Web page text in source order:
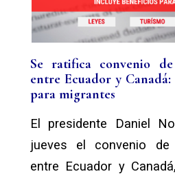
Se ratifica convenio
entre Ecuador y
para migrantes
El presidente Daniel
jueves el convenio de
entre Ecuador y